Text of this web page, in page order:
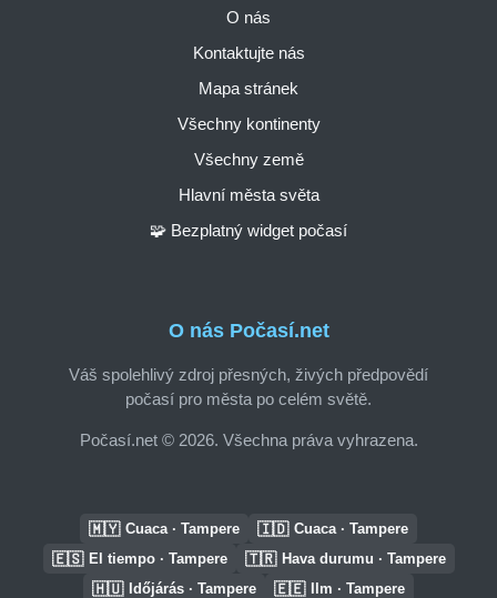
O nás Počasí.net
Váš spolehlivý zdroj přesných, živých předpovědí
počasí pro města po celém světě.
Počasí.net © 2026. Všechna práva vyhrazena.
O nás
Kontaktujte nás
Mapa stránek
Všechny kontinenty
Všechny země
Hlavní města světa
🧩 Bezplatný widget počasí
🇲🇾 Cuaca · Tampere 🇮🇩 Cuaca · Tampere
🇪🇸 El tiempo · Tampere 🇹🇷 Hava durumu · Tampere
🇭🇺 Időjárás · Tampere 🇪🇪 Ilm · Tampere